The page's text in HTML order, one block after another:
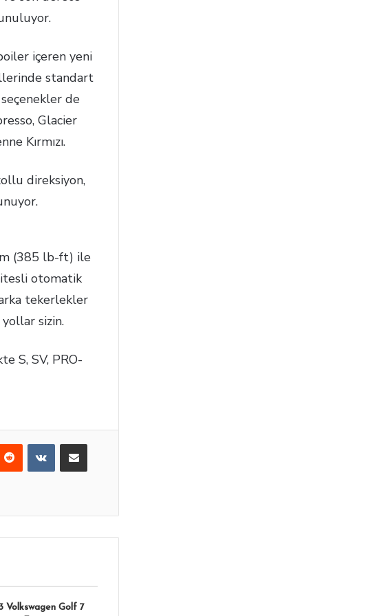
içeren yeni
standart
seçenekler de
Glacier
Kırmızı.
direksiyon,
(385 lb-ft) ile
otomatik
tekerlekler
sizin.
S, SV, PRO-
Volkswagen Golf 7